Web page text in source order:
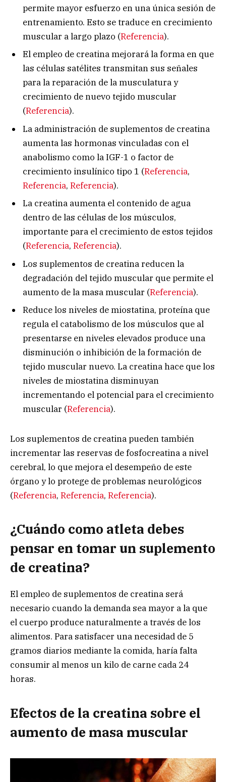
permite mayor esfuerzo en una única sesión de
entrenamiento. Esto se traduce en crecimiento
muscular a largo plazo (Referencia).
El empleo de creatina mejorará la forma en que
las células satélites transmitan sus señales
para la reparación de la musculatura y
crecimiento de nuevo tejido muscular
(Referencia).
La administración de suplementos de creatina
aumenta las hormonas vinculadas con el
anabolismo como la IGF-1 o factor de
crecimiento insulínico tipo 1 (Referencia,
Referencia, Referencia).
La creatina aumenta el contenido de agua
dentro de las células de los músculos,
importante para el crecimiento de estos tejidos
(Referencia, Referencia).
Los suplementos de creatina reducen la
degradación del tejido muscular que permite el
aumento de la masa muscular (Referencia).
Reduce los niveles de miostatina, proteína que
regula el catabolismo de los músculos que al
presentarse en niveles elevados produce una
disminución o inhibición de la formación de
tejido muscular nuevo. La creatina hace que los
niveles de miostatina disminuyan
incrementando el potencial para el crecimiento
muscular (Referencia).
Los suplementos de creatina pueden también
incrementar las reservas de fosfocreatina a nivel
cerebral, lo que mejora el desempeño de este
órgano y lo protege de problemas neurológicos
(Referencia, Referencia, Referencia).
¿Cuándo como atleta debes
pensar en tomar un suplemento
de creatina?
El empleo de suplementos de creatina será
necesario cuando la demanda sea mayor a la que
el cuerpo produce naturalmente a través de los
alimentos. Para satisfacer una necesidad de 5
gramos diarios mediante la comida, haría falta
consumir al menos un kilo de carne cada 24
horas.
Efectos de la creatina sobre el
aumento de masa muscular